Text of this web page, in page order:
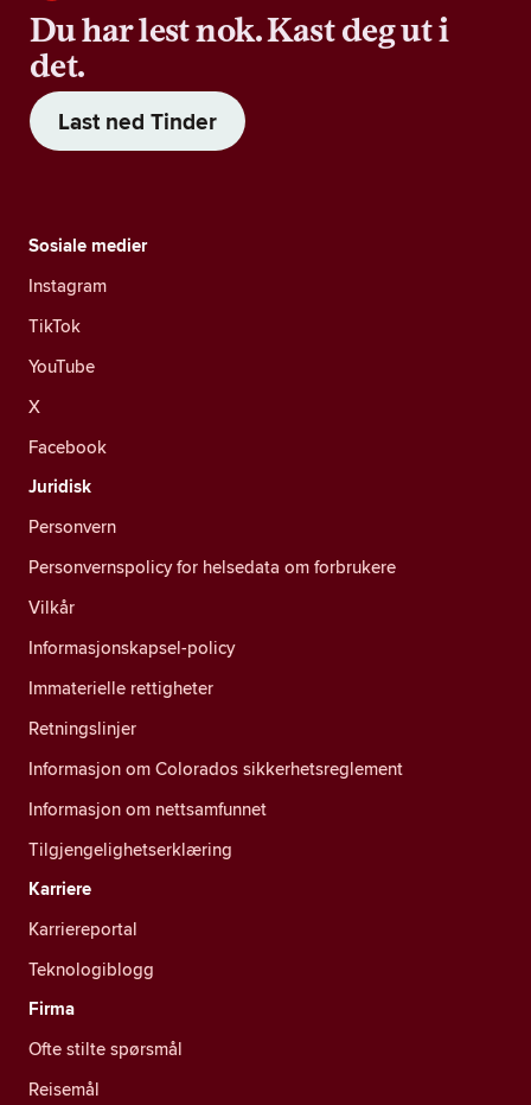
Du har lest nok. Kast deg ut i
det.
Last ned Tinder
Sosiale medier
Instagram
TikTok
YouTube
X
Facebook
Juridisk
Personvern
Personvernspolicy for helsedata om forbrukere
Vilkår
Informasjonskapsel-policy
Immaterielle rettigheter
Retningslinjer
Informasjon om Colorados sikkerhetsreglement
Informasjon om nettsamfunnet
Tilgjengelighetserklæring
Karriere
Karriereportal
Teknologiblogg
Firma
Ofte stilte spørsmål
Reisemål